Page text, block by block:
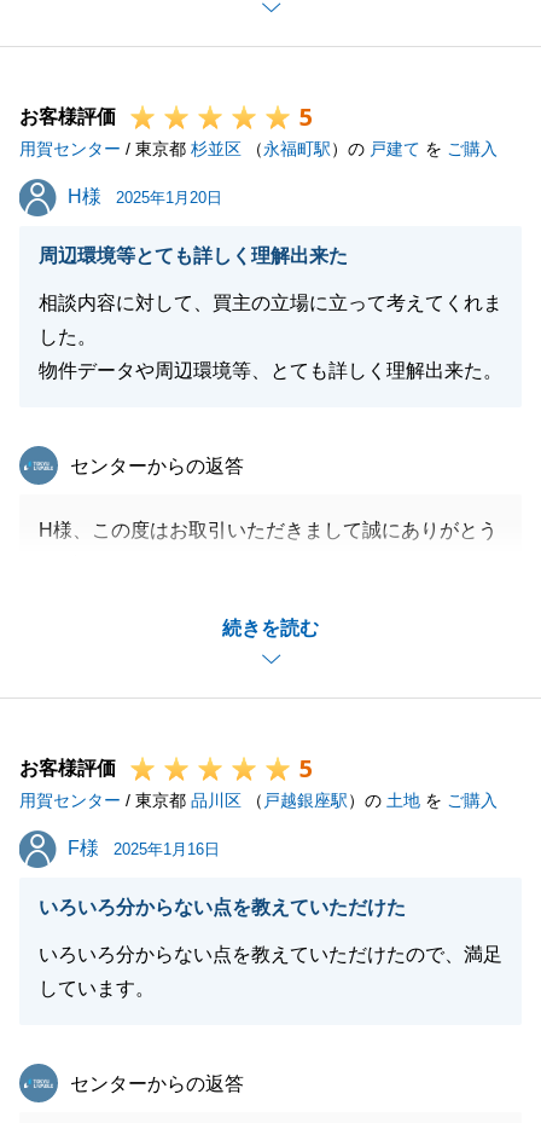
無事お取引を完了することができました。
誠にありがとうございます。
付けください。
どうぞよろしくお願いいたします。
閉じる
お客様評価 5
用賀センター / 東京都 杉並区 （永福町駅）の 戸建て を ご購入
H様
H様 2025年1月20日
周辺環境等とても詳しく理解出来た
相談内容に対して、買主の立場に立って考えてくれま
した。
物件データや周辺環境等、とても詳しく理解出来た。
続きを読む
東急リバブル
センターからの返答
H様、この度はお取引いただきまして誠にありがとう
お忙しい中何度も現地までお越し頂きまして誠にあり
がとうございました。
お客様評価 5
用賀センター / 東京都 品川区 （ 戸越銀座駅）の 土地 を ご購入
F様
F様 2025年1月16日
いろいろ分からない点を教えていただけた
いろいろ分からない点を教えていただけたので、満足
しています。
東急リバブル
センターからの返答